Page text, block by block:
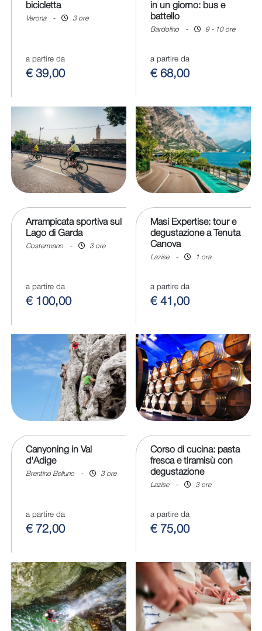
bicicletta
Verona - 3 ore
a partire da
€ 39,00
in un giorno: bus e
battello
Bardolino - 9 - 10 ore
a partire da
€ 68,00
Arrampicata sportiva sul
Lago di Garda
Costermano - 3 ore
a partire da
€ 100,00
Masi Expertise: tour e
degustazione a Tenuta
Canova
Lazise - 1 ora
a partire da
€ 41,00
Canyoning in Val
d'Adige
Brentino Belluno - 3 ore
a partire da
€ 72,00
Corso di cucina: pasta
fresca e tiramisù con
degustazione
Lazise - 3 ore
a partire da
€ 75,00